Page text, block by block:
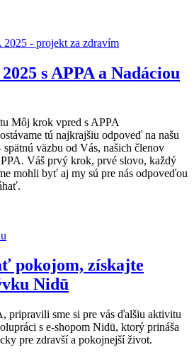
s APPA a Nadáciou
Môj krok vpred s APPA
tú najkrajšiu odpoveď na našu
väzbu od Vás, našich členov
Váš prvý krok, prvé slovo, každý
mohli byť aj my sú pre nás odpoveďou
pokojom, získajte
Nidū
pripravili sme si pre vás ďalšiu aktivitu
s e-shopom Nidū, ktorý prináša
pre zdravší a pokojnejší život.